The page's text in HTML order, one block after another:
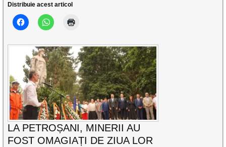
Distribuie acest articol
LA PETROȘANI, MINERII AU
FOST OMAGIAȚI DE ZIUA LOR